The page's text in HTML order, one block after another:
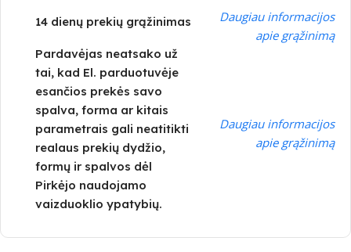
14 dienų prekių grąžinimas
Daugiau informacijos
apie grąžinimą
Pardavėjas neatsako už
tai, kad El. parduotuvėje
esančios prekės savo
spalva, forma ar kitais
parametrais gali neatitikti
realaus prekių dydžio,
formų ir spalvos dėl
Pirkėjo naudojamo
vaizduoklio ypatybių.
Daugiau informacijos
apie grąžinimą